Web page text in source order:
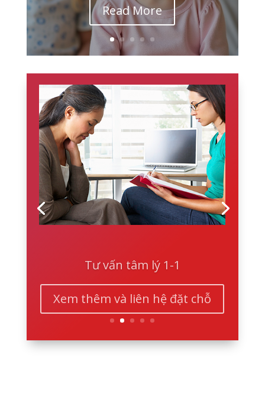
Read More
Tư vấn tâm lý 1-1
Xem thêm và liên hệ đặt chỗ